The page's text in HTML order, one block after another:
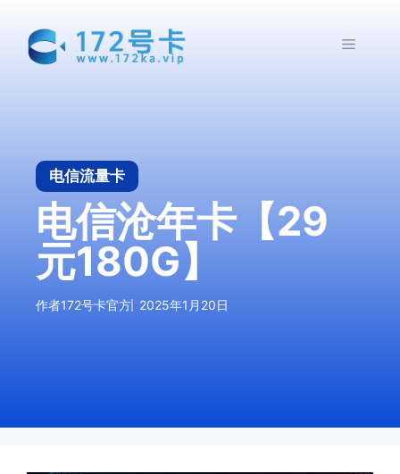
菜
电信流量卡
电信沧年卡【29
元180G】
作者172号卡官方 2025年1月20日